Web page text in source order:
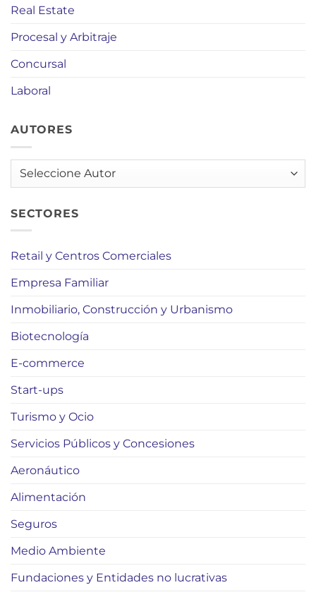
Real Estate
Procesal y Arbitraje
Concursal
Laboral
AUTORES
AUTORES
SECTORES
Retail y Centros Comerciales
Empresa Familiar
Inmobiliario, Construcción y Urbanismo
Biotecnología
E-commerce
Start-ups
Turismo y Ocio
Servicios Públicos y Concesiones
Aeronáutico
Alimentación
Seguros
Medio Ambiente
Fundaciones y Entidades no lucrativas